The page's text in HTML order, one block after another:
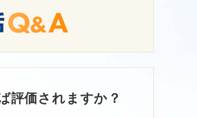
評価されますか？